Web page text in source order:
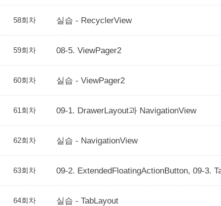
58회차 실습 - RecyclerView
59회차 08-5. ViewPager2
60회차 실습 - ViewPager2
61회차 09-1. DrawerLayout과 NavigationView
62회차 실습 - NavigationView
63회차 09-2. ExtendedFloatingActionButton, 09-3.
64회차 실습 - TabLayout